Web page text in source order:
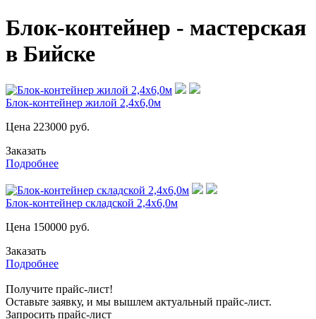
Блок-контейнер - мастерская
в Бийске
Блок-контейнер жилой 2,4х6,0м
Цена 223000 руб.
Заказать
Подробнее
Блок-контейнер складской 2,4х6,0м
Цена 150000 руб.
Заказать
Подробнее
Получите прайс-лист!
Оставьте заявку, и мы вышлем актуальный прайс-лист.
Запросить прайс-лист